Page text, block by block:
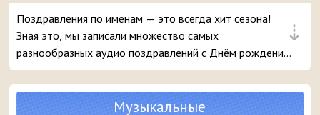
⇣
Поздравления по именам — это всегда хит сезона!
Зная это, мы записали множество самых
разнообразных аудио поздравлений с Днём рождения,
чтобы вы могли с выдумкой поздравить вашего друга
или знакомого с именем Андрей. Выбирайте лучшее
поздравление и в 3 клика отправляйте его на телефон
Музыкальные